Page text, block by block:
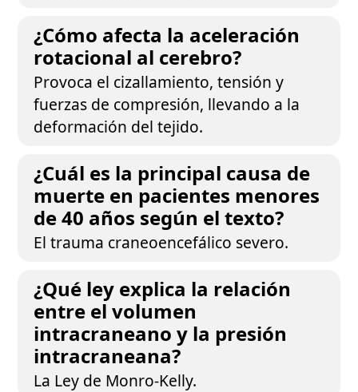
¿Cómo afecta la aceleración
rotacional al cerebro?
Provoca el cizallamiento, tensión y
fuerzas de compresión, llevando a la
deformación del tejido.
¿Cuál es la principal causa de
muerte en pacientes menores
de 40 años según el texto?
El trauma craneoencefálico severo.
¿Qué ley explica la relación
entre el volumen
intracraneano y la presión
intracraneana?
La Ley de Monro-Kelly.